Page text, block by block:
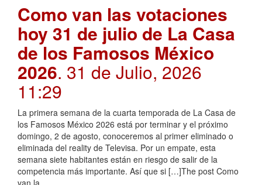
Como van las votaciones
hoy 31 de julio de La Casa
de los Famosos México
2026. 31 de Julio, 2026
11:29
La primera semana de la cuarta temporada de La Casa de
los Famosos México 2026 está por terminar y el próximo
domingo, 2 de agosto, conoceremos al primer eliminado o
eliminada del reality de Televisa. Por un empate, esta
semana siete habitantes están en riesgo de salir de la
competencia más importante. Así que si […]The post Como
van la